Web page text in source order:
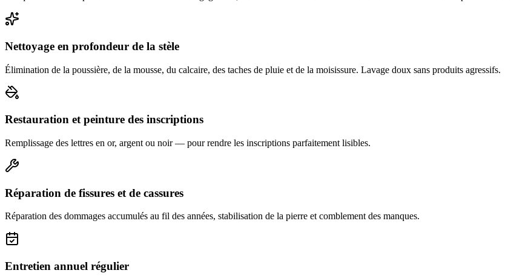
Nettoyage en profondeur de la stèle
Élimination de la poussière, de la mousse, du calcaire, des taches de pluie et de la moisissure. Lavage doux sans produits agressifs.
Restauration et peinture des inscriptions
Remplissage des lettres en or, argent ou noir — pour rendre les inscriptions parfaitement lisibles.
Réparation de fissures et de cassures
Réparation des dommages accumulés au fil des années, stabilisation de la pierre et comblement des manques.
Entretien annuel régulier